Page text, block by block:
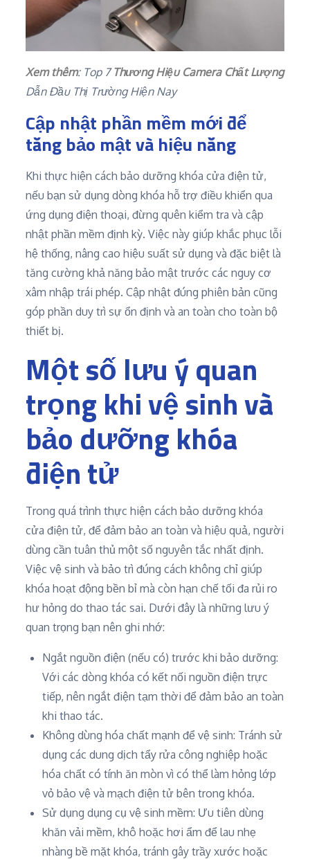
Xem thêm: Top 7Thương Hiệu Camera Chất Lượng
Dẫn Đầu Thị Trường Hiện Nay
Cập nhật phần mềm mới để
tăng bảo mật và hiệu năng
Khi thực hiện cách bảo dưỡng khóa cửa điện tử,
nếu bạn sử dụng dòng khóa hỗ trợ điều khiển qua
ứng dụng điện thoại, đừng quên kiểm tra và cập
nhật phần mềm định kỳ. Việc này giúp khắc phục lỗi
hệ thống, nâng cao hiệu suất sử dụng và đặc biệt là
tăng cường khả năng bảo mật trước các nguy cơ
xâm nhập trái phép. Cập nhật đúng phiên bản cũng
góp phần duy trì sự ổn định và an toàn cho toàn bộ
thiết bị.
Một số lưu ý quan
trọng khi vệ sinh và
bảo dưỡng khóa
điện tử
Trong quá trình thực hiện cách bảo dưỡng khóa
cửa điện tử, để đảm bảo an toàn và hiệu quả, người
dùng cần tuân thủ một số nguyên tắc nhất định.
Việc vệ sinh và bảo trì đúng cách không chỉ giúp
khóa hoạt động bền bỉ mà còn hạn chế tối đa rủi ro
hư hỏng do thao tác sai. Dưới đây là những lưu ý
quan trọng bạn nên ghi nhớ:
Ngắt nguồn điện (nếu có) trước khi bảo dưỡng:
Với các dòng khóa có kết nối nguồn điện trực
tiếp, nên ngắt điện tạm thời để đảm bảo an toàn
khi thao tác.
Không dùng hóa chất mạnh để vệ sinh: Tránh sử
dụng các dung dịch tẩy rửa công nghiệp hoặc
hóa chất có tính ăn mòn vì có thể làm hỏng lớp
vỏ bảo vệ và mạch điện tử bên trong khóa.
Sử dụng dụng cụ vệ sinh mềm: Ưu tiên dùng
khăn vải mềm, khô hoặc hơi ẩm để lau nhẹ
nhàng bề mặt khóa, tránh gây trầy xước hoặc